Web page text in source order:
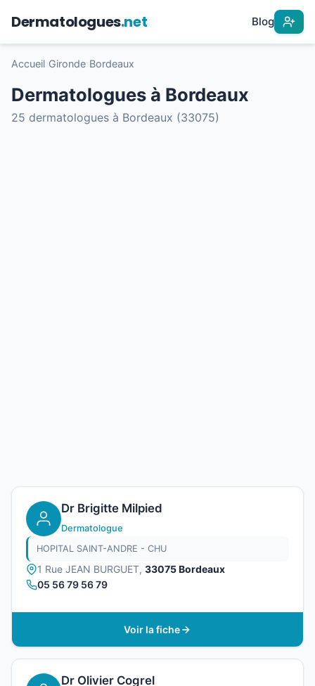
Dermatologues.net Blog
Accueil Gironde Bordeaux
Dermatologues à Bordeaux
25 dermatologues à Bordeaux (33075)
Dr Brigitte Milpied
Dermatologue
HOPITAL SAINT-ANDRE - CHU
1 Rue JEAN BURGUET, 33075 Bordeaux
05 56 79 56 79
Voir la fiche
Dr Olivier Cogrel